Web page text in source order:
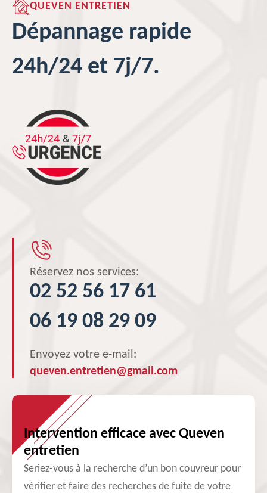
QUEVEN ENTRETIEN
Dépannage rapide
24h/24 et 7j/7.
Réservez nos services:
02 52 56 17 61
06 19 08 29 09
Envoyez votre e-mail:
queven.entretien@gmail.com
Intervention efficace avec Queven
entretien
Seriez-vous à la recherche d’un bon couvreur pour
vérifier et faire des recherches de fuite de votre